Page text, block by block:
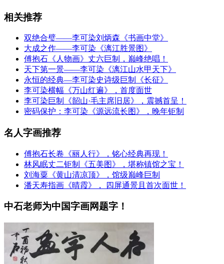
相关推荐
双绝合璧——李可染刘炳森《书画中堂》
大成之作——李可染《漓江胜景图》
傅抱石《人物画》丈六巨制，巅峰绝唱！
天下第一景——李可染《漓江山水甲天下》
永恒的经典—李可染史诗级巨制《长征》
李可染横幅《万山红遍》，首度面世
李可染巨制《韶山·毛主席旧居》，震撼首呈！
密码保护：李可染《源远流长图》，晚年钜制
名人字画推荐
傅抱石长卷《丽人行》，铭心经典再现！
林风眠丈二钜制《五美图》，堪称镇馆之宝！
刘海粟《黄山清凉顶》，馆级巅峰巨制
潘天寿指画《晴霞》， 四屏通景且首次面世！
中石老师为中国字画网题字！